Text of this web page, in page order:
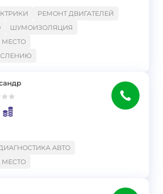
РЕМОНТ ДВИГАТЕЛЕЙ
ШУМОИЗОЛЯЦИЯ
МЕСТО
АВТО
МЕСТО